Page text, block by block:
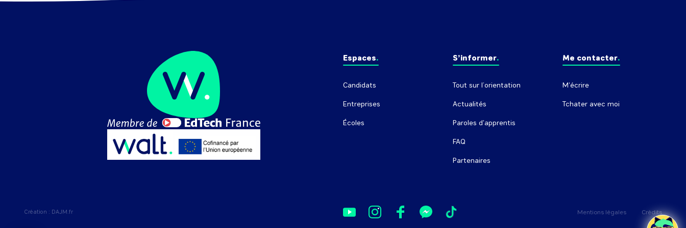
Espaces
Candidats
Entreprises
Écoles
S’informer
Tout sur l’orientation
Actualités
Paroles d'apprentis
FAQ
Partenaires
Me contacter
M'écrire
Tchater avec moi
Création : DAJM.fr Mentions légales Crédits